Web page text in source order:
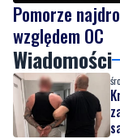
Pomorze
względem OC
Wiadomości